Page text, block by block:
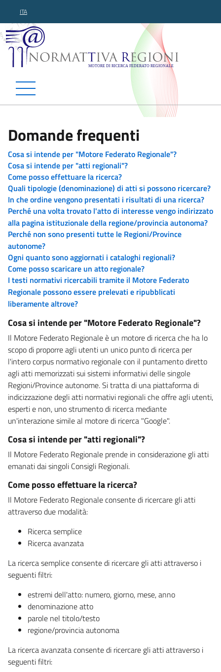
ITA
Normattiva Regioni -
Domande frequenti
Cosa si intende per "Motore Federato Regionale"?
Cosa si intende per "atti regionali"?
Come posso effettuare la ricerca?
Quali tipologie (denominazione) di atti si possono ricercare?
In che ordine vengono presentati i risultati di una ricerca?
Perché una volta trovato l'atto di interesse vengo indirizzato
alla pagina istituzionale della regione/provincia autonoma?
Perché non sono presenti tutte le Regioni/Province
autonome?
Ogni quanto sono aggiornati i cataloghi regionali?
Come posso scaricare un atto regionale?
I testi normativi ricercabili tramite il Motore Federato
Regionale possono essere prelevati e ripubblicati
liberamente altrove?
Cosa si intende per "Motore Federato Regionale"?
Il Motore Federato Regionale è un motore di ricerca che ha lo
scopo di proporre agli utenti un unico punto di ricerca per
l'intero corpus normativo regionale con il puntamento diretto
agli atti memorizzati sui sistemi informativi delle singole
Regioni/Province autonome. Si tratta di una piattaforma di
indicizzazione degli atti normativi regionali che offre agli utenti,
esperti e non, uno strumento di ricerca mediante
un'interazione simile al motore di ricerca "Google".
Cosa si intende per "atti regionali"?
Il Motore Federato Regionale prende in considerazione gli atti
emanati dai singoli Consigli Regionali.
Come posso effettuare la ricerca?
Il Motore Federato Regionale consente di ricercare gli atti
attraverso due modalità:
Ricerca semplice
Ricerca avanzata
La ricerca semplice consente di ricercare gli atti attraverso i
seguenti filtri:
estremi dell'atto: numero, giorno, mese, anno
denominazione atto
parole nel titolo/testo
regione/provincia autonoma
La ricerca avanzata consente di ricercare gli atti attraverso i
seguenti filtri: